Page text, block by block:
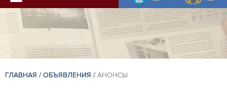
ГЛАВНАЯ / ОБЪЯВЛЕНИЯ / АНОНСЫ